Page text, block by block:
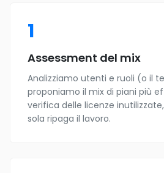
1
Assessment del mix
Analizziamo utenti e ruoli (o il
proponiamo il mix di piani più
verifica delle licenze
sola ripaga il lavoro.